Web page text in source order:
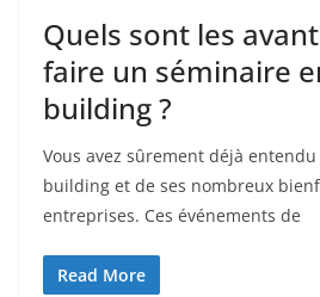
Quels sont les
faire un séminaire
building ?
Vous avez sûrement déjà
building et de ses nombreux
entreprises. Ces événements de
Read More